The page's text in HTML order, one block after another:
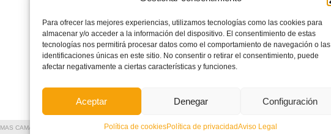
Para ofrecer las mejores experiencias, utilizamos tecnologías como las cookies para
almacenar y/o acceder a la información del dispositivo. El consentimiento de estas
tecnologías nos permitirá procesar datos como el comportamiento de navegación o las
identificaciones únicas en este sitio. No consentir o retirar el consentimiento, puede
afectar negativamente a ciertas características y funciones.
Aceptar Denegar Configuración
Política de cookiesPolítica de privacidadAviso Legal
MAS CAMARENA PRUEBAS FÍSICAS